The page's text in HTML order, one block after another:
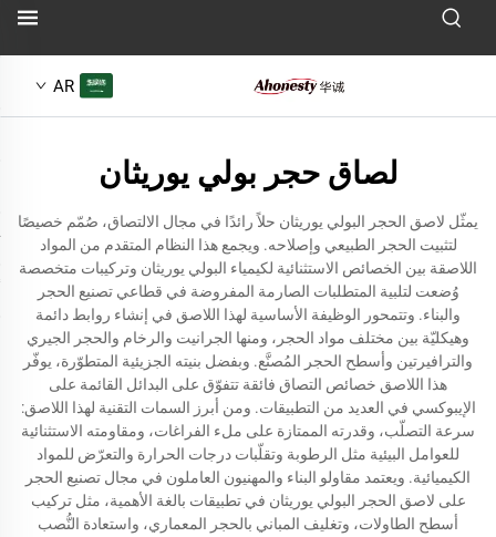
AR
لصاق حجر بولي يوريثان
يمثّل لاصق الحجر البولي يوريثان حلاً رائدًا في مجال الالتصاق، صُمّم خصيصًا
لتثبيت الحجر الطبيعي وإصلاحه. ويجمع هذا النظام المتقدم من المواد
اللاصقة بين الخصائص الاستثنائية لكيمياء البولي يوريثان وتركيبات متخصصة
وُضعت لتلبية المتطلبات الصارمة المفروضة في قطاعي تصنيع الحجر
والبناء. وتتمحور الوظيفة الأساسية لهذا اللاصق في إنشاء روابط دائمة
وهيكليّة بين مختلف مواد الحجر، ومنها الجرانيت والرخام والحجر الجيري
والترافيرتين وأسطح الحجر المُصنَّع. وبفضل بنيته الجزيئية المتطوّرة، يوفّر
هذا اللاصق خصائص التصاق فائقة تتفوّق على البدائل القائمة على
الإيبوكسي في العديد من التطبيقات. ومن أبرز السمات التقنية لهذا اللاصق:
سرعة التصلّب، وقدرته الممتازة على ملء الفراغات، ومقاومته الاستثنائية
للعوامل البيئية مثل الرطوبة وتقلّبات درجات الحرارة والتعرّض للمواد
الكيميائية. ويعتمد مقاولو البناء والمهنيون العاملون في مجال تصنيع الحجر
على لاصق الحجر البولي يوريثان في تطبيقات بالغة الأهمية، مثل تركيب
أسطح الطاولات، وتغليف المباني بالحجر المعماري، واستعادة النُّصب